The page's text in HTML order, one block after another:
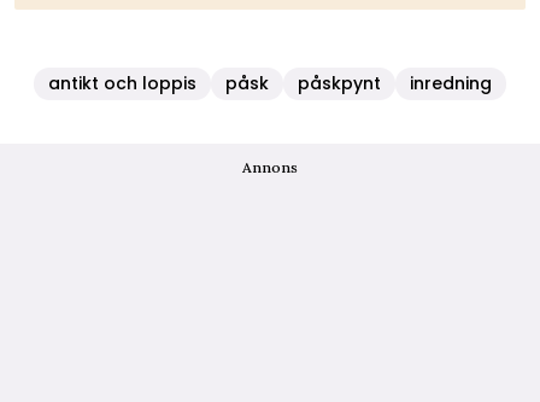
antikt och loppis påsk påskpynt inredning
Annons